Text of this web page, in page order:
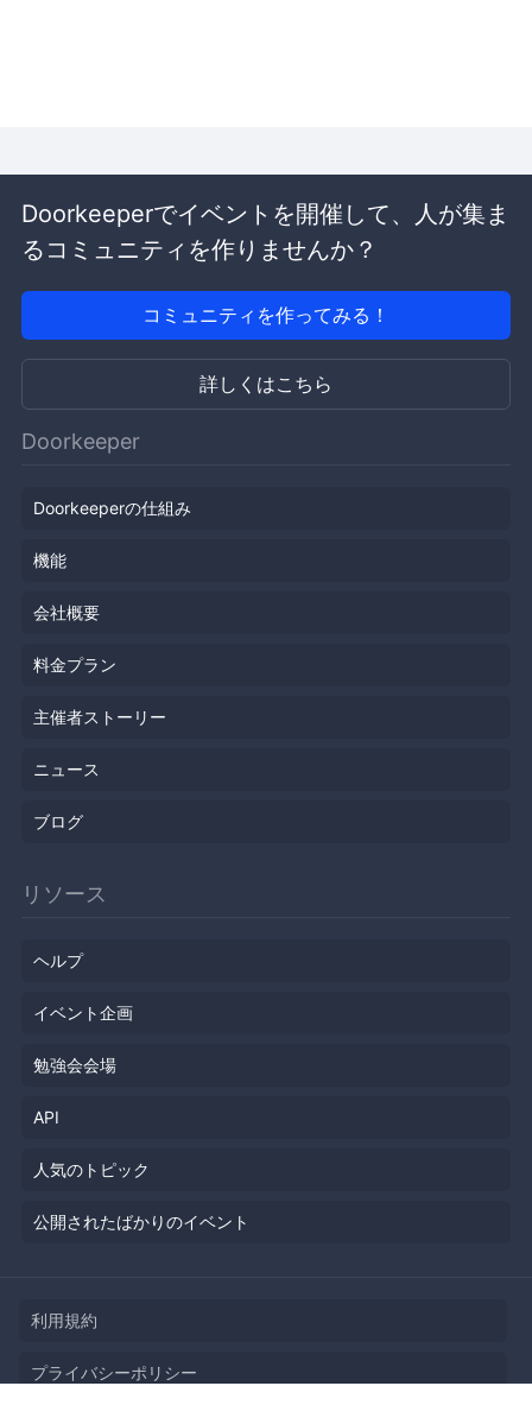
Doorkeeperでイベントを開催して、人が集ま
るコミュニティを作りませんか？
コミュニティを作ってみる！
詳しくはこちら
Doorkeeper
Doorkeeperの仕組み
機能
会社概要
料金プラン
主催者ストーリー
ニュース
ブログ
リソース
ヘルプ
イベント企画
勉強会会場
API
人気のトピック
公開されたばかりのイベント
利用規約
プライバシーポリシー